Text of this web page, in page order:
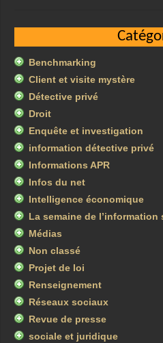
Benchmarking
Client et visite mystère
Détective privé
Droit
Enquête et investigation
information détective privé
Informations APR
Infos du net
Intelligence économique
La semaine de l’information
Médias
Non classé
Projet de loi
Renseignement
Réseaux sociaux
Revue de presse
sociale et juridique